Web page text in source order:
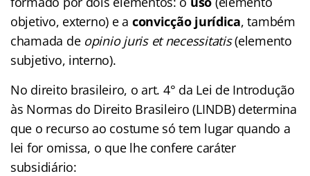
objetivo, externo) e a convicção jurídica, também
chamada de opinio juris et necessitatis(elemento
subjetivo, interno).
No direito brasileiro, o art. 4° da Lei de Introdução
às Normas do Direito Brasileiro (LINDB) determina
que o recurso ao costume só tem lugar quando a
lei for omissa, o que lhe confere caráter
subsidiário: